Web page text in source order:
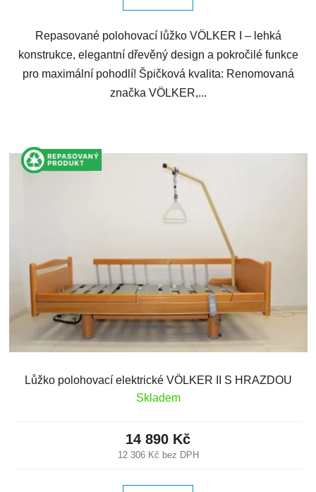
Repasované polohovací lůžko VÖLKER I – lehká
konstrukce, elegantní dřevěný design a pokročilé funkce
pro maximální pohodlí! Špičková kvalita: Renomovaná
značka VÖLKER,...
Lůžko polohovací elektrické VÖLKER II S HRAZDOU
Skladem
12 306 Kč bez DPH
14 890 Kč